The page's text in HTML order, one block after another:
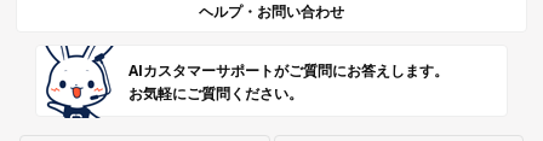
ヘルプ・お問い合わせ
AIカスタマーサポートがご質問にお答えします。
お気軽にご質問ください。